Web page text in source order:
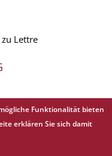
Lettre
All rights reserved.
Funktionalität bieten
erklären Sie sich damit